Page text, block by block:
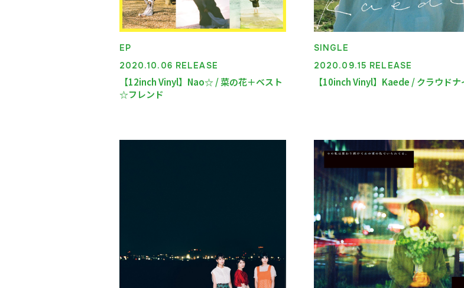
EP
2020.10.06 RELEASE
【12inch Vinyl】Nao☆ / 菜の花＋ベスト
☆フレンド
SINGLE
2020.09.15 RELEASE
【10inch Vinyl】Kaede / クラウドナ